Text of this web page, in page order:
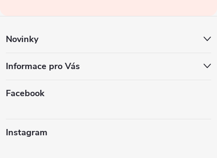
í
Novinky
Informace pro Vás
Facebook
Instagram